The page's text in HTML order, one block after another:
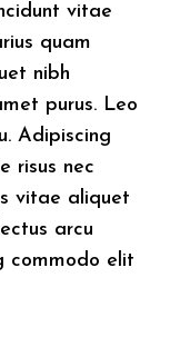
vitae
quam
nibh
purus. Leo
Adipiscing
risus nec
vitae aliquet
arcu
commodo elit